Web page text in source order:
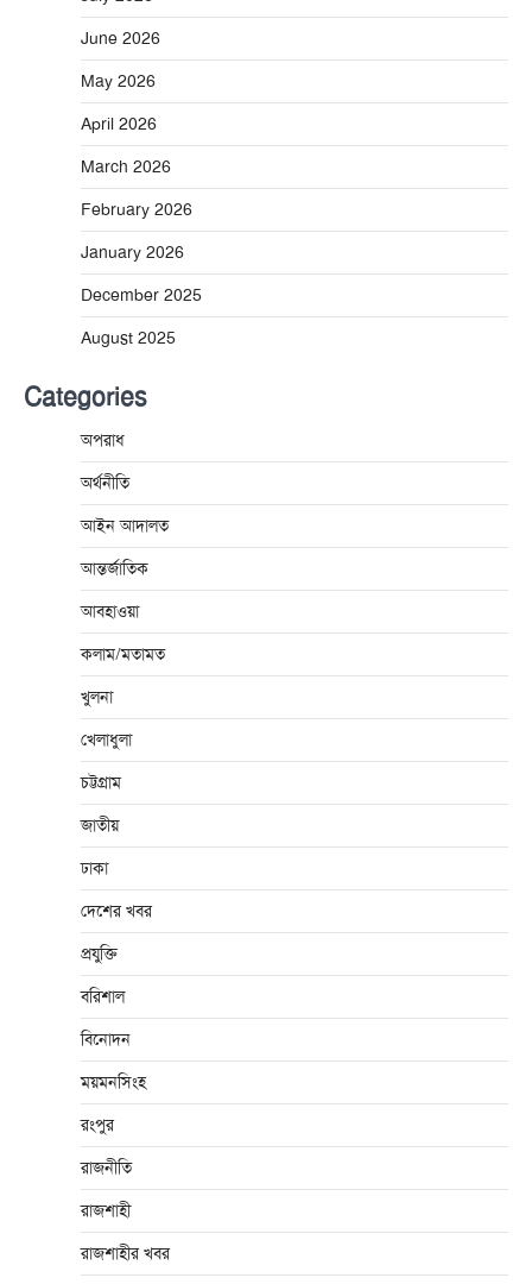
June 2026
May 2026
April 2026
March 2026
February 2026
January 2026
December 2025
August 2025
Categories
অপরাধ
অর্থনীতি
আইন আদালত
আন্তর্জাতিক
আবহাওয়া
কলাম/মতামত
খুলনা
খেলাধুলা
চট্টগ্রাম
জাতীয়
ঢাকা
দেশের খবর
প্রযুক্তি
বরিশাল
বিনোদন
ময়মনসিংহ
রংপুর
রাজনীতি
রাজশাহী
রাজশাহীর খবর